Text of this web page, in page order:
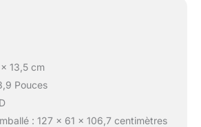
13,5 cm
Pouces
: 127 x 61 x 106,7 centimètres